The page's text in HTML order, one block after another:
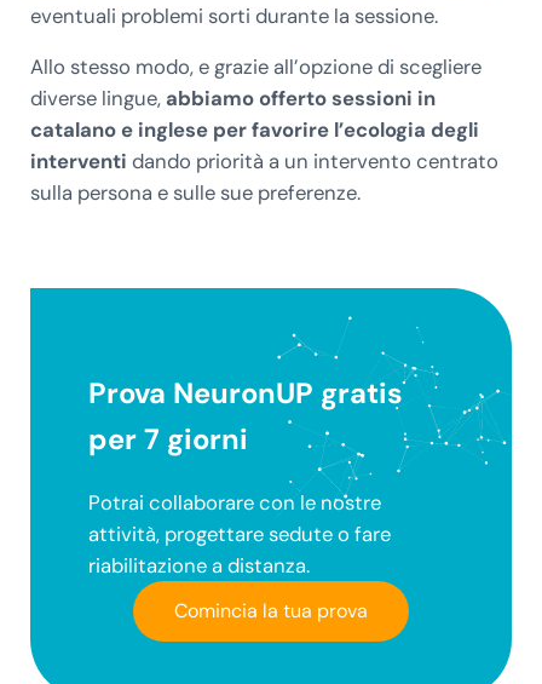
eventuali problemi sorti durante la sessione.
Allo stesso modo, e grazie all’opzione di scegliere
diverse lingue, abbiamo offerto sessioni in
catalano e inglese per favorire l’ecologia degli
interventi dando priorità a un intervento centrato
sulla persona e sulle sue preferenze.
Prova NeuronUP gratis
per 7 giorni
Potrai collaborare con le nostre
attività, progettare sedute o fare
riabilitazione a distanza.
Comincia la tua prova